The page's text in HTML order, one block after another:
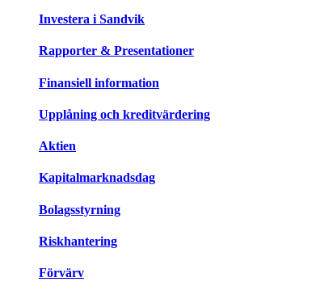
Investera i Sandvik
Rapporter & Presentationer
Finansiell information
Upplåning och kreditvärdering
Aktien
Kapitalmarknadsdag
Bolagsstyrning
Riskhantering
Förvärv